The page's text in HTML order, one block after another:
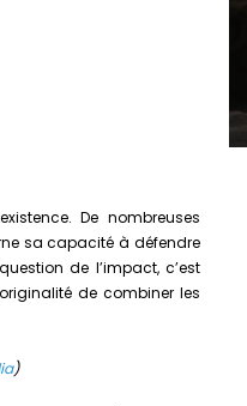
De nombreuses
sa capacité à défendre
de l’impact, c’est
de combiner les
)